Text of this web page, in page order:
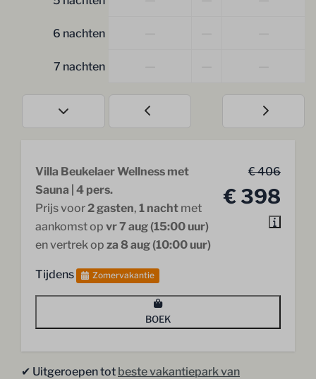
6 nachten
7 nachten
€ 406
€ 398
Villa Beukelaer Wellness met
Sauna | 4 pers.
Prijs voor2 gasten, 1 nacht met
aankomst op vr 7 aug (15:00 uur)
en vertrek op za 8 aug (10:00 uur)
Tijdens Zomervakantie
BOEK
✔︎ Uitgeroepen tot beste vakantiepark van